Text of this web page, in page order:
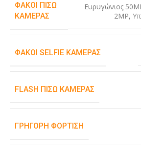
ΦΑΚΟΊ ΠΊΣΩ
ΚΆΜΕΡΑΣ
Ευρυγώνιος
2MP,
ΦΑΚΟΊ SELFIE ΚΆΜΕΡΑΣ
FLASH ΠΊΣΩ ΚΆΜΕΡΑΣ
ΓΡΉΓΟΡΗ ΦΌΡΤΙΣΗ